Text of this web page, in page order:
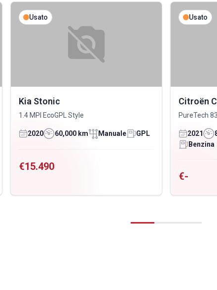
Usato
Kia Stonic
1.4 MPI EcoGPL Style
2020 60,000 km Manuale GPL
€15.490
Usato
Citroën
PureTech
2021
Benzina
€-